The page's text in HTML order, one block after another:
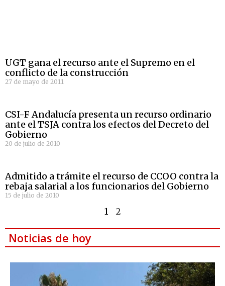
UGT gana el recurso ante el Supremo en el
conflicto de la construcción
27 de mayo de 2011
CSI-F Andalucía presenta un recurso ordinario
ante el TSJA contra los efectos del Decreto del
Gobierno
20 de julio de 2010
Admitido a trámite el recurso de CCOO contra la
rebaja salarial a los funcionarios del Gobierno
15 de julio de 2010
1 2
Noticias de hoy